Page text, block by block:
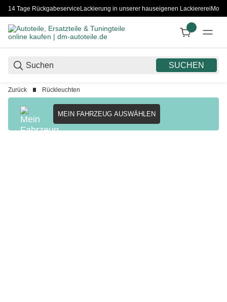
14 Tage RückgabeserviceLackierung in unserer hauseigenen Lackiererei
SUCHEN
Zurück Rückleuchten
MEIN FAHRZEUG AUSWÄHLEN